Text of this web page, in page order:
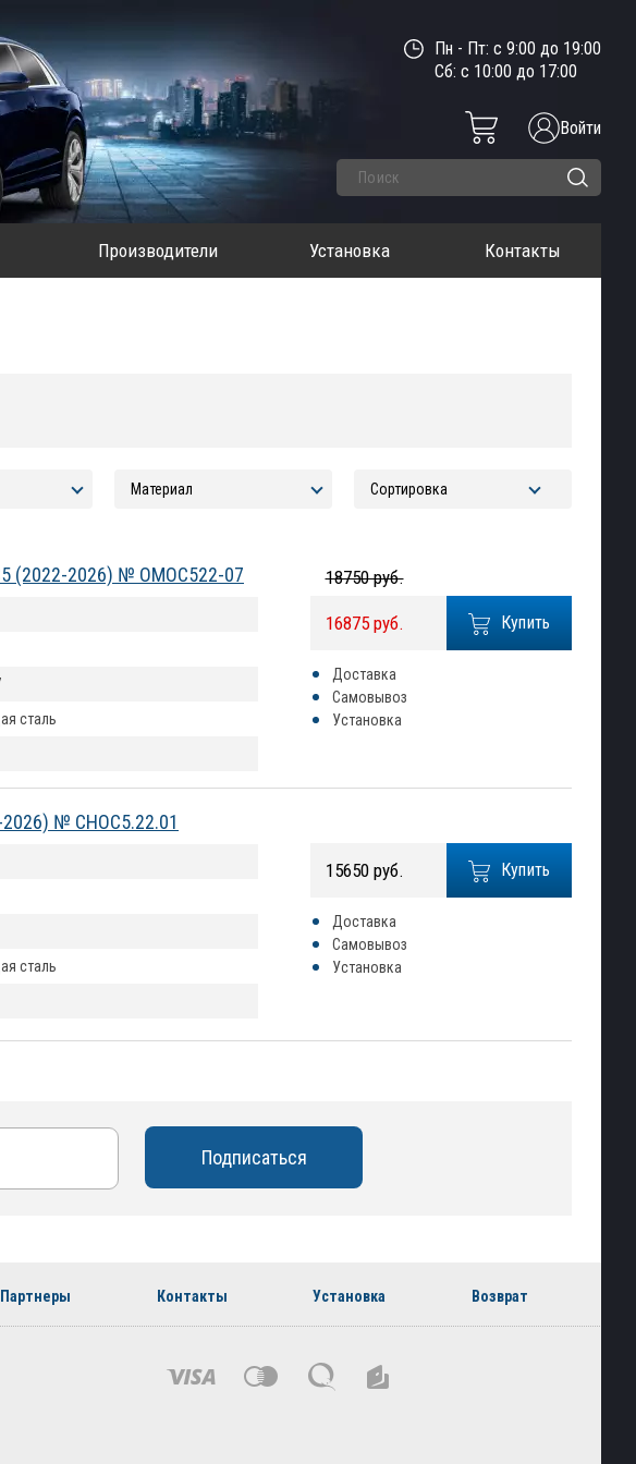
Пн - Пт: с 9:00 до 19:00
Сб: с 10:00 до 17:00
Войти
Производители Установка Контакты
(2022-2026) № OMOC522-07
Купить
18750 руб.
16875 руб.
Доставка
Самовывоз
Установка
сталь
№ CHOC5.22.01
Купить
15650 руб.
Доставка
Самовывоз
Установка
сталь
Партнеры Контакты Установка Возврат